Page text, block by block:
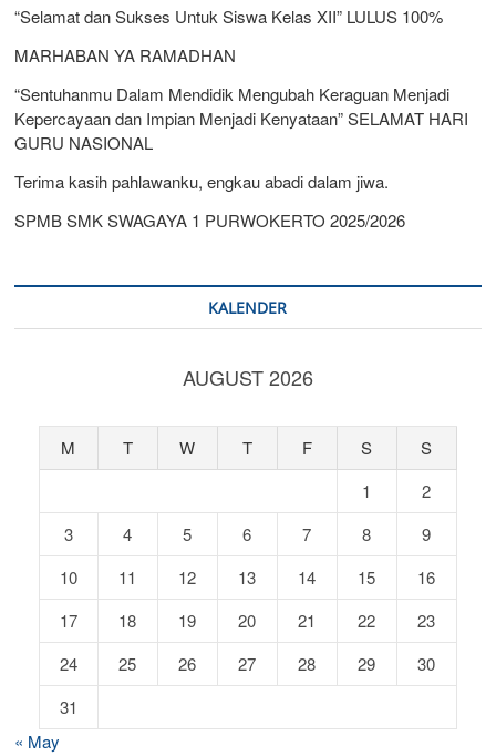
“Selamat dan Sukses Untuk Siswa Kelas XII” LULUS 100%
MARHABAN YA RAMADHAN
“Sentuhanmu Dalam Mendidik Mengubah Keraguan Menjadi
Kepercayaan dan Impian Menjadi Kenyataan” SELAMAT HARI
GURU NASIONAL
Terima kasih pahlawanku, engkau abadi dalam jiwa.
SPMB SMK SWAGAYA 1 PURWOKERTO 2025/2026
KALENDER
AUGUST 2026
M T W T F S
S
1
2
3
4 5 6 7 8
9
10
11 12 13 14 15
16
17
18 19 20 21 22
23
24
25 26 27 28 29
30
31
« May